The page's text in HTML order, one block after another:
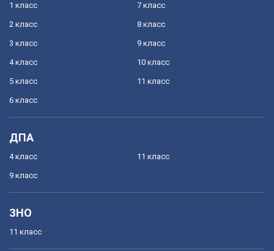
1 класс
2 класс
3 класс
4 класс
5 класс
6 класс
7 класс
8 класс
9 класс
10 класс
11 класс
ДПА
4 класс
9 класс
11 класс
ЗНО
11 класс